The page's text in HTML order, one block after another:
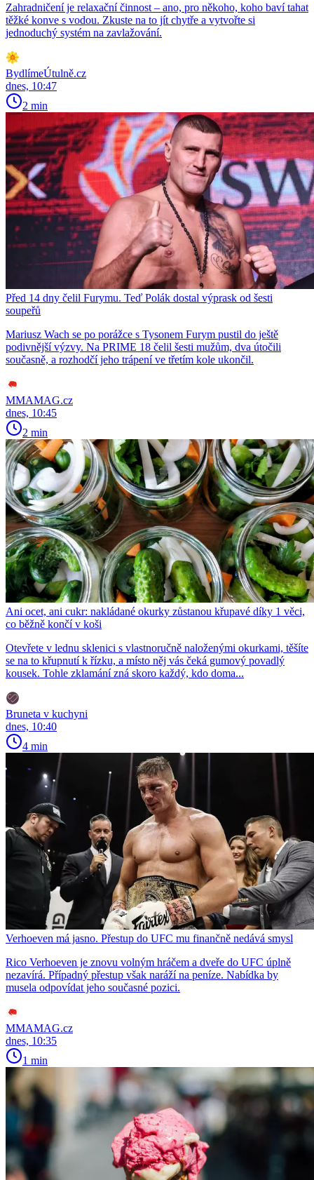
Zahradničení je relaxační činnost – ano, pro někoho, koho baví tahat
těžké konve s vodou. Zkuste na to jít chytře a vytvořte si
jednoduchý systém na zavlažování.
BydlímeÚtulně.cz
dnes, 10:47
2 min
Před 14 dny čelil Furymu. Teď Polák dostal výprask od šesti
soupeřů
Mariusz Wach se po porážce s Tysonem Furym pustil do ještě
podivnější výzvy. Na PRIME 18 čelil šesti mužům, dva útočili
současně, a rozhodčí jeho trápení ve třetím kole ukončil.
MMAMAG.cz
dnes, 10:45
2 min
Ani ocet, ani cukr: nakládané okurky zůstanou křupavé díky 1 věci,
co běžně končí v koši
Otevřete v lednu sklenici s vlastnoručně naloženými okurkami, těšíte
se na to křupnutí k řízku, a místo něj vás čeká gumový povadlý
kousek. Tohle zklamání zná skoro každý, kdo doma...
Bruneta v kuchyni
dnes, 10:40
4 min
Verhoeven má jasno. Přestup do UFC mu finančně nedává smysl
Rico Verhoeven je znovu volným hráčem a dveře do UFC úplně
nezavírá. Případný přestup však naráží na peníze. Nabídka by
musela odpovídat jeho současné pozici.
MMAMAG.cz
dnes, 10:35
1 min